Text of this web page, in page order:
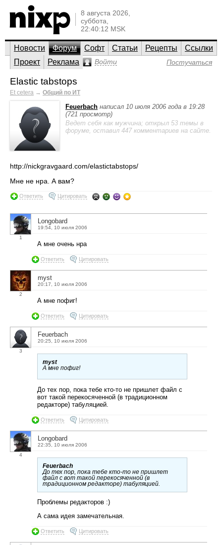
8 августа 2026,
суббота,
22:40:12 MSK
Новости Форум Софт Статьи Рецепты
Ссылки
Проект
Реклама Войти Постучаться
Elastic tabstops
Et cetera → Общий по ИТ
Feuerbach написал 10 июля 2006 года в 19:28
(721 просмотр)
Ведет себя как мужчина; открыл 53 темы в
форуме, оставил 447 комментариев на сайте.
http://nickgravgaard.com/elastictabstops/
Мне не нра. А вам?
Ответить Цитировать
1
Longobard
19:54, 10 июля 2006
А мне очень нра
Ответить Цитировать
2
myst
20:17, 10 июля 2006
А мне пофиг!
Ответить Цитировать
3
Feuerbach
20:25, 10 июля 2006
myst
А мне пофиг!
До тех пор, пока тебе кто-то не пришлет файл с
вот такой перекосяченной (в традиционном
редакторе) табуляцией.
Ответить Цитировать
4
Longobard
22:35, 10 июля 2006
Feuerbach
До тех пор, пока тебе кто-то не пришлет
файл с вот такой перекосяченной (в
традиционном редакторе) табуляцией.
Проблемы редакторов :)
А сама идея замечательная.
Ответить Цитировать